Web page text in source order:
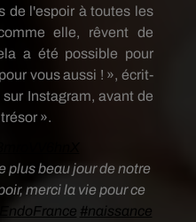
de l'espoir à toutes les
elle, rêvent de
a été possible pour
vous aussi ! », écrit-
sur Instagram, avant de
».
plus beau jour de notre
merci la vie pour ce
#naissance